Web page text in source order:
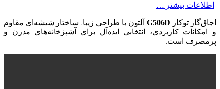
اطلاعات بیشتر …
اجاق‌گاز توکار G506D آلتون با طراحی زیبا، ساختار شیشه‌ای مقاوم
و امکانات کاربردی، انتخابی ایده‌آل برای آشپزخانه‌های مدرن و
پرمصرف است.